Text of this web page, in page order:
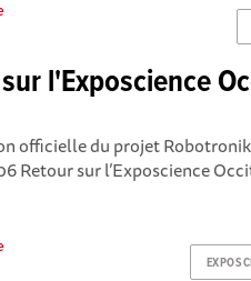
l'Exposcience
officielle du projet
Retour sur l’Exposcience